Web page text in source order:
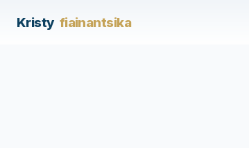
Kristy fiainantsika